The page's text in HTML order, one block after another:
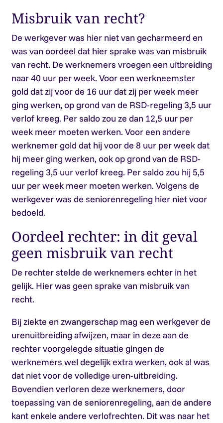
Misbruik van recht?
De werkgever was hier niet van gecharmeerd en
was van oordeel dat hier sprake was van misbruik
van recht. De werknemers vroegen een uitbreiding
naar 40 uur per week. Voor een werkneemster
gold dat zij voor de 16 uur dat zij per week meer
ging werken, op grond van de RSD-regeling 3,5 uur
verlof kreeg. Per saldo zou ze dan 12,5 uur per
week meer moeten werken. Voor een andere
werknemer gold dat hij voor de 8 uur per week dat
hij meer ging werken, ook op grond van de RSD-
regeling 3,5 uur verlof kreeg. Per saldo zou hij 5,5
uur per week meer moeten werken. Volgens de
werkgever was de seniorenregeling hier niet voor
bedoeld.
Oordeel rechter: in dit geval
geen misbruik van recht
De rechter stelde de werknemers echter in het
gelijk. Hier was geen sprake van misbruik van
recht.
Bij ziekte en zwangerschap mag een werkgever de
urenuitbreiding afwijzen, maar in deze aan de
rechter voorgelegde situatie gingen de
werknemers wel degelijk extra werken, ook al was
dat niet voor de volledige uren-uitbreiding.
Bovendien verloren deze werknemers, door
toepassing van de seniorenregeling, aan de andere
kant enkele andere verlofrechten. Dit was naar het